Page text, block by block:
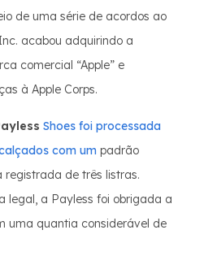
de uma série de acordos ao
acabou adquirindo a
comercial “Apple” e
à Apple Corps.
Shoes foi processada
com um padrão
de três listras.
legal, a Payless foi obrigada a
uma quantia considerável de